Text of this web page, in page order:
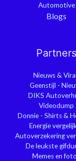
Automotive
Blogs
Partners
Nieuws &
Geenstijl -
DIKS
Videodump
Donnie - Shirts &
Energie
Autoverzekering
De leukste
Memes en